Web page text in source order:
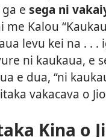
e sega ni
Kalou
levu kei na . .
ni kaukaua, e
e dua, “ni
vakacava o
Kina o